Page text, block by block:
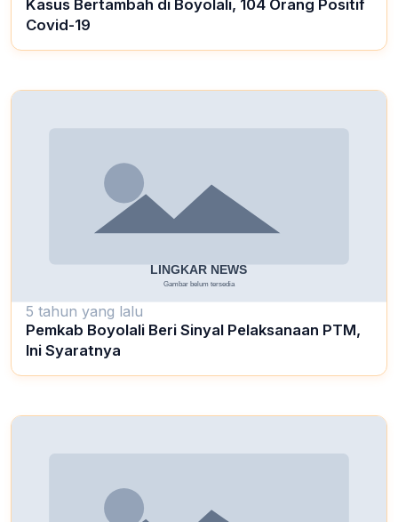
Kasus Bertambah di Boyolali, 104 Orang Positif
Covid-19
5 tahun yang lalu
Pemkab Boyolali Beri Sinyal Pelaksanaan PTM,
Ini Syaratnya